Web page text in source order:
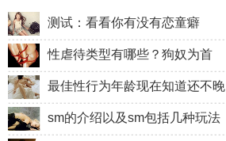
测试：看看你有没有恋童癖
性虐待类型有哪些？狗奴为首
最佳性行为年龄现在知道还不晚
sm的介绍以及sm包括几种玩法